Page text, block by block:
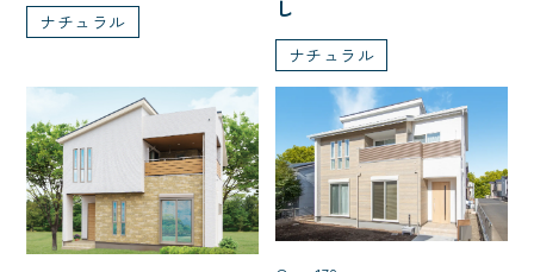
ナチュラル
し
ナチュラル